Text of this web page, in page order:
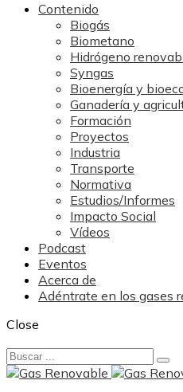
Contenido
Biogás
Biometano
Hidrógeno
Syngas
Bioenergía y
Ganadería y
Formación
Proyectos
Industria
Transporte
Normativa
Estudios/Informes
Impacto Social
Vídeos
Podcast
Eventos
Acerca de
Adéntrate en los gases
Close